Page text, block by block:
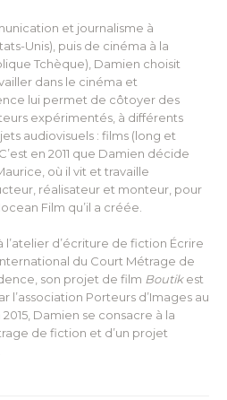
et journalisme à
Unis), puis de cinéma à la
Tchèque), Damien choisit
dans le cinéma et
lui permet de côtoyer des
expérimentés, à différents
audiovisuels : films (long et
en 2011 que Damien décide
où il vit et travaille
réalisateur et monteur, pour
Film qu’il a créée.
l’atelier d’écriture de fiction Écrire
du Court Métrage de
son projet de film Boutikest
Porteurs d’Images au
2015, Damien se consacre à la
de fiction et d’un projet